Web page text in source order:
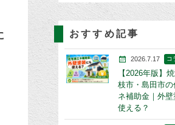
おすすめ記事
2026.7.17 コ
【2026年版】
枝市・島田市の
ネ補助金｜外壁
使える？